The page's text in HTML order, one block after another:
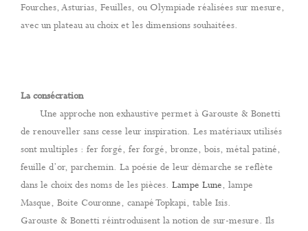
Fourches, Asturias, Feuilles, ou Olympiade réalisées sur mesure,
avec un plateau au choix et les dimensions souhaitées.
La consécration
Une approche non exhaustive permet à Garouste & Bonetti
de renouveller sans cesse leur inspiration. Les matériaux utilisés
sont multiples : fer forgé, fer forgé, bronze, bois, métal patiné,
feuille d’or, parchemin. La poésie de leur démarche se reflète
dans le choix des noms de les pièces. Lampe Lune, lampe
Masque, Boite Couronne, canapé Topkapi, table Isis.
Garouste & Bonetti réintroduisent la notion de sur-mesure. Ils